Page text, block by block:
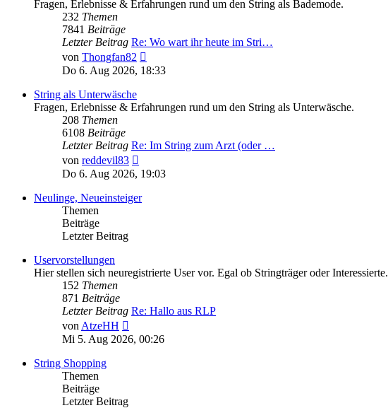
Fragen, Erlebnisse & Erfahrungen rund um den String als Bademode.
232 Themen
7841 Beiträge
Letzter Beitrag Re: Wo wart ihr heute im Stri…
von Thongfan82
Beitrag
Do 6. Aug 2026, 18:33
String als Unterwäsche
Fragen, Erlebnisse & Erfahrungen rund um den String als Unterwäsche.
208 Themen
6108 Beiträge
Letzter Beitrag Re: Im String zum Arzt (oder …
von reddevil83
Beitrag
Do 6. Aug 2026, 19:03
Neulinge, Neueinsteiger
Themen
Beiträge
Letzter Beitrag
Uservorstellungen
Hier stellen sich neuregistrierte User vor. Egal ob Stringträger oder Interessierte.
152 Themen
871 Beiträge
Letzter Beitrag Re: Hallo aus RLP
von AtzeHH
Beitrag
Mi 5. Aug 2026, 00:26
String Shopping
Themen
Beiträge
Letzter Beitrag